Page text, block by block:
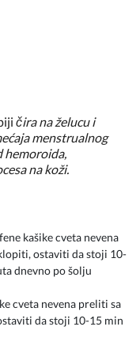
čira na želucu i
menstrualnog
hemoroida,
na koži.
kašike cveta nevena
ostaviti da stoji 10-
dnevno po šolju
cveta nevena preliti sa
da stoji 10-15 min